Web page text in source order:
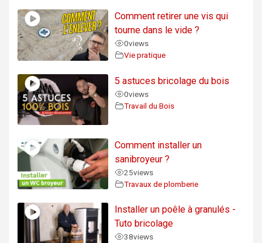
Comment retirer une vis qui
tourne dans le vide ?
0views
Vie pratique
5 astuces bricolage du bois
0views
Travail du Bois
Comment installer un
sanibroyeur ?
25views
Travaux de plomberie
Installer un poêle à granulés -
Tuto bricolage
38views